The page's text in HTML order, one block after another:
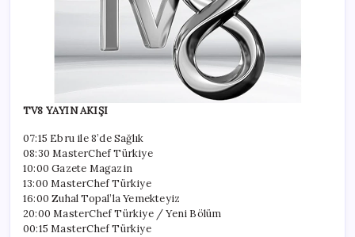
TV8 YAYIN AKIŞI
07:15 Ebru ile 8’de Sağlık
08:30 MasterChef Türkiye
10:00 Gazete Magazin
13:00 MasterChef Türkiye
16:00 Zuhal Topal’la Yemekteyiz
20:00 MasterChef Türkiye / Yeni Bölüm
00:15 MasterChef Türkiye